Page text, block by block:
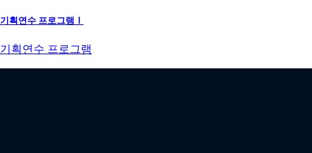
기획연수 프로그램Ⅰ
기획연수 프로그램